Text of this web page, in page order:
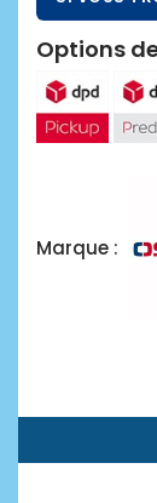
Options
Marque :